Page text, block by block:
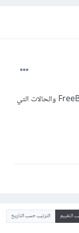
ما هي الحالات التي يُوصّى فيها باستخدام FreeBSD والحالات التي
التقييم الترتيب حسب التاريخ